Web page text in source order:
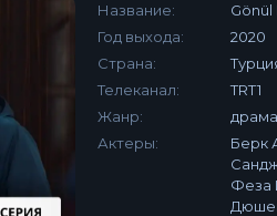
Название:
Gönül
Год выхода:
2020
Страна:
Телеканал:
TRT1
Жанр:
Актеры:
Берк
Феза